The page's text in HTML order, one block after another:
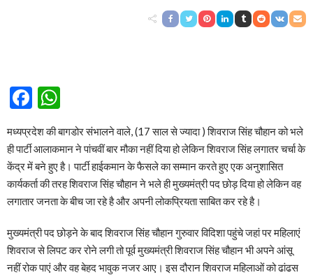
Facebook
मध्यप्रदेश की बागडोर संभालने वाले, (17 साल से ज्यादा ) शिवराज सिंह चौहान को भले
ही पार्टी आलाकमान ने पांचवीं बार मौका नहीं दिया हो लेकिन शिवराज सिंह लगातर चर्चा के
केंद्र में बने हुए है। पार्टी हाईकमान के फैसले का सम्मान करते हुए एक अनुशासित
कार्यकर्ता की तरह शिवराज सिंह चौहान ने भले ही मुख्यमंत्री पद छोड़ दिया हो लेकिन वह
लगातार जनता के बीच जा रहे है और अपनी लोकप्रियता साबित कर रहे है।
मुख्यमंत्री पद छोड़ने के बाद शिवराज सिंह चौहान गुरुवार विदिशा पहुंचे जहां पर महिलाएं
शिवराज से लिपट कर रोने लगी तो पूर्व मुख्यमंत्री शिवराज सिंह चौहान भी अपने आंसू
नहीं रोक पाएं और वह बेहद भावुक नजर आए। इस दौरान शिवराज महिलाओं को ढांढस